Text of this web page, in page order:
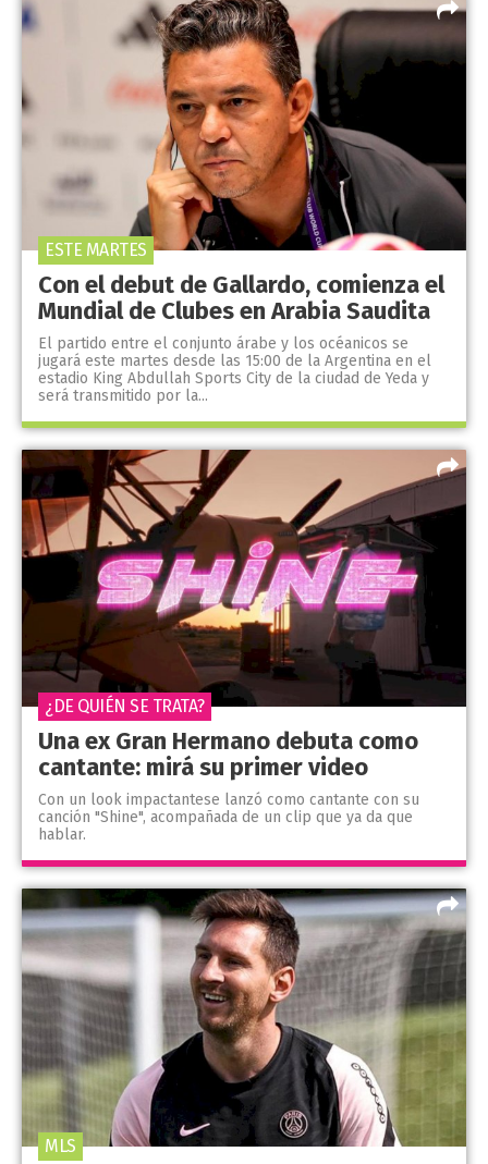
Con el debut de Gallardo, comienza el
Mundial de Clubes en Arabia Saudita
El partido entre el conjunto árabe y los océanicos se
jugará este martes desde las 15:00 de la Argentina en el
estadio King Abdullah Sports City de la ciudad de Yeda y
será transmitido por la...
ESTE MARTES
Una ex Gran Hermano debuta como
cantante: mirá su primer video
Con un look impactantese lanzó como cantante con su
canción "Shine", acompañada de un clip que ya da que
hablar.
¿DE QUIÉN SE TRATA?
MLS